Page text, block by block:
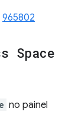
965802
Space
no painel